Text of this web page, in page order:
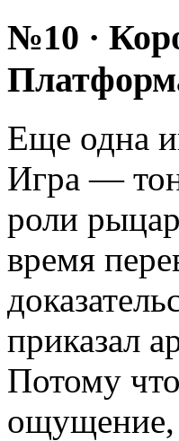
№10 ·
Еще одна
Игра —
роли
время
приказал
Потому
ощущение,